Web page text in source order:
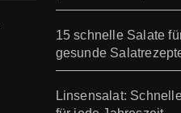
15 schnelle Salate
gesunde
Linsensalat: